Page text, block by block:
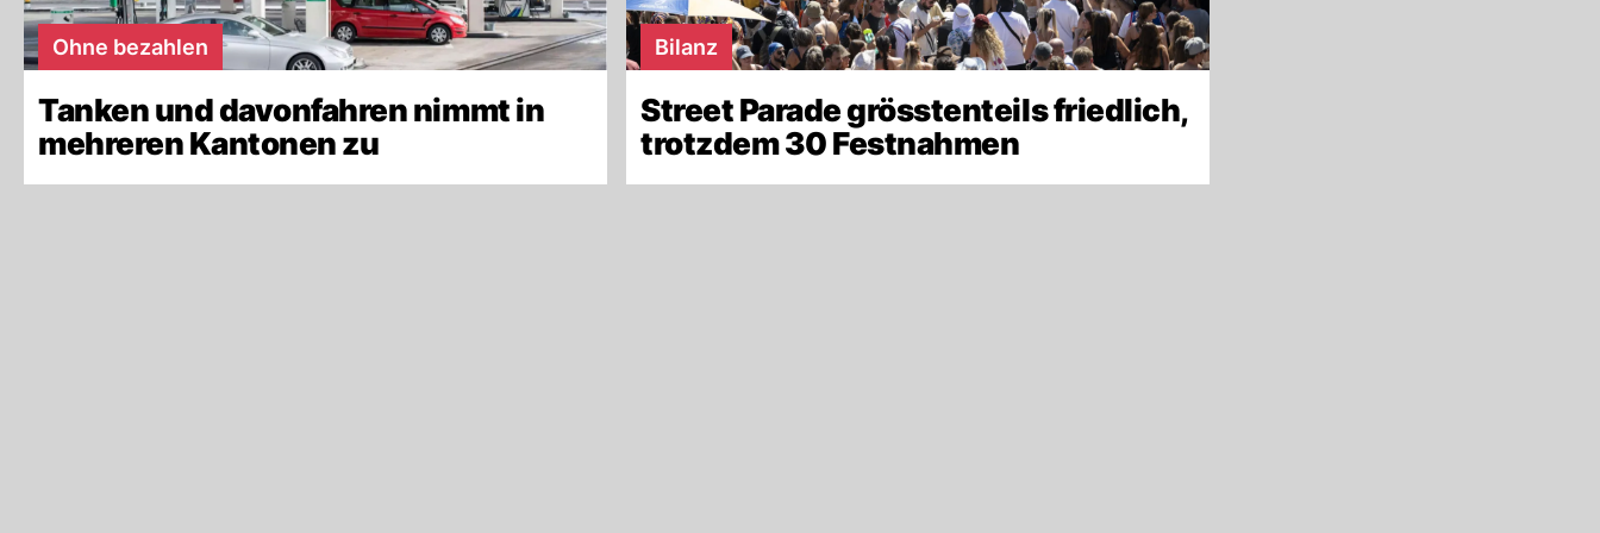
Ohne bezahlen
Tanken und davonfahren nimmt in
mehreren Kantonen zu
Bilanz
Street Parade grösstenteils friedlich,
trotzdem 30 Festnahmen